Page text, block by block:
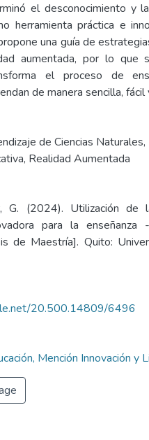
el desconocimiento y
herramienta práctica e
una guía de
aumentada, por lo
el proceso de
de manera sencilla, fácil
de Ciencias Naturales,
, Realidad Aumentada
G. (2024). Utilización de
para la enseñanza
de Maestría]. Quito:
20.500.14809/6496
Mención Innovación y